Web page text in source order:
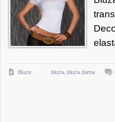
Bluze bluza bluza dama